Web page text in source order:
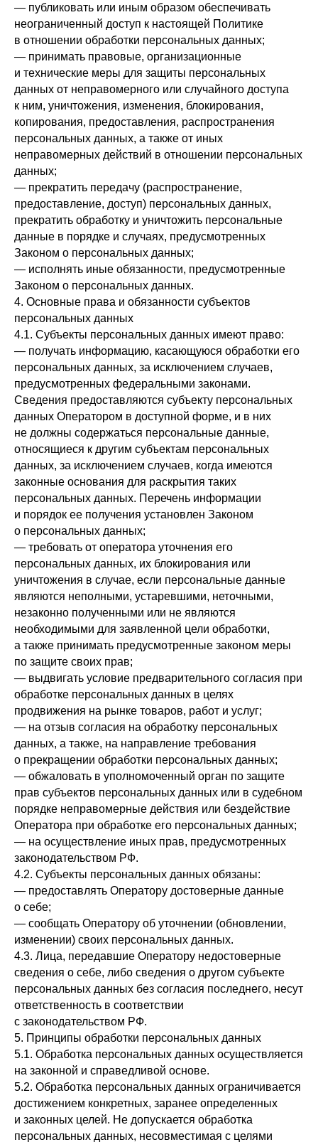
— публиковать или иным образом обеспечивать
неограниченный доступ к настоящей Политике
в отношении обработки персональных данных;
— принимать правовые, организационные
и технические меры для защиты персональных
данных от неправомерного или случайного доступа
к ним, уничтожения, изменения, блокирования,
копирования, предоставления, распространения
персональных данных, а также от иных
неправомерных действий в отношении персональных
данных;
— прекратить передачу (распространение,
предоставление, доступ) персональных данных,
прекратить обработку и уничтожить персональные
данные в порядке и случаях, предусмотренных
Законом о персональных данных;
— исполнять иные обязанности, предусмотренные
Законом о персональных данных.
4. Основные права и обязанности субъектов
персональных данных
4.1. Субъекты персональных данных имеют право:
— получать информацию, касающуюся обработки его
персональных данных, за исключением случаев,
предусмотренных федеральными законами.
Сведения предоставляются субъекту персональных
данных Оператором в доступной форме, и в них
не должны содержаться персональные данные,
относящиеся к другим субъектам персональных
данных, за исключением случаев, когда имеются
законные основания для раскрытия таких
персональных данных. Перечень информации
и порядок ее получения установлен Законом
о персональных данных;
— требовать от оператора уточнения его
персональных данных, их блокирования или
уничтожения в случае, если персональные данные
являются неполными, устаревшими, неточными,
незаконно полученными или не являются
необходимыми для заявленной цели обработки,
а также принимать предусмотренные законом меры
по защите своих прав;
— выдвигать условие предварительного согласия при
обработке персональных данных в целях
продвижения на рынке товаров, работ и услуг;
— на отзыв согласия на обработку персональных
данных, а также, на направление требования
о прекращении обработки персональных данных;
— обжаловать в уполномоченный орган по защите
прав субъектов персональных данных или в судебном
порядке неправомерные действия или бездействие
Оператора при обработке его персональных данных;
— на осуществление иных прав, предусмотренных
законодательством РФ.
4.2. Субъекты персональных данных обязаны:
— предоставлять Оператору достоверные данные
о себе;
— сообщать Оператору об уточнении (обновлении,
изменении) своих персональных данных.
4.3. Лица, передавшие Оператору недостоверные
сведения о себе, либо сведения о другом субъекте
персональных данных без согласия последнего, несут
ответственность в соответствии
с законодательством РФ.
5. Принципы обработки персональных данных
5.1. Обработка персональных данных осуществляется
на законной и справедливой основе.
5.2. Обработка персональных данных ограничивается
достижением конкретных, заранее определенных
и законных целей. Не допускается обработка
персональных данных, несовместимая с целями